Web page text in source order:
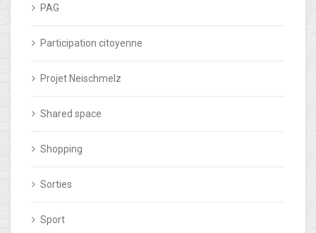
PAG
Participation citoyenne
Projet Neischmelz
Shared space
Shopping
Sorties
Sport